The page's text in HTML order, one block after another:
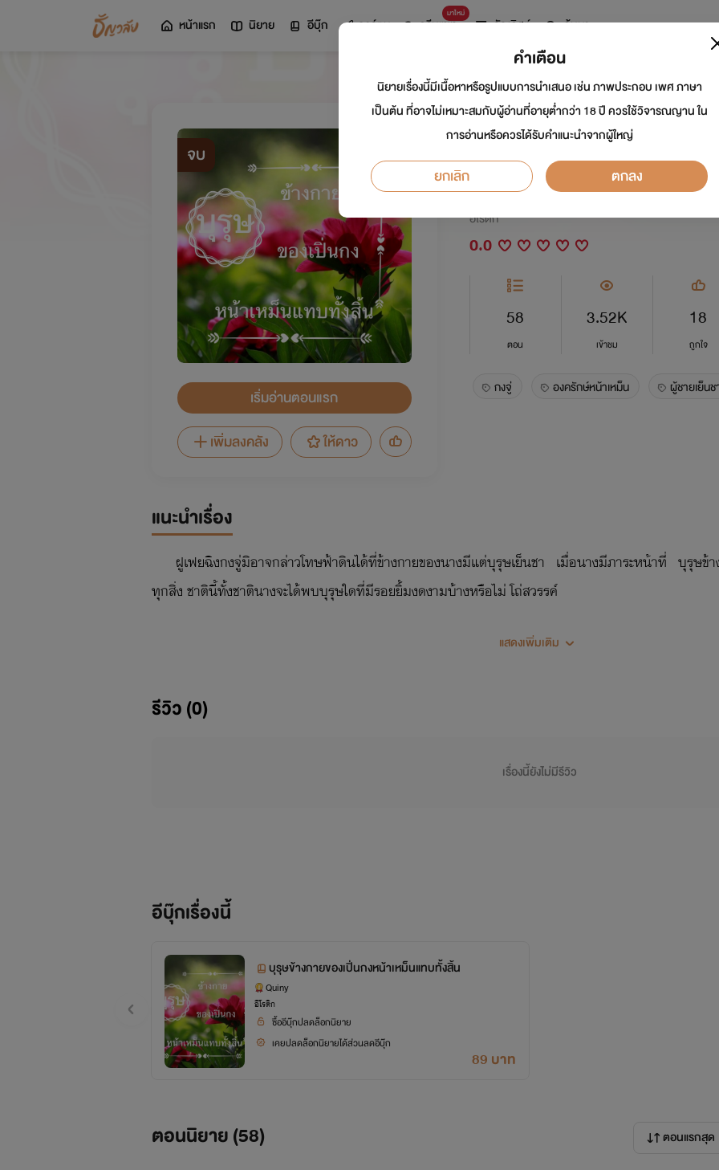
หน้าแรก นิยาย อีบุ๊ก การ์ตูน
มาใหม่
ดรีมแชท ธัญลิสต์ ค้นหา
จบ
เริ่มอ่านตอนแรก
เพิ่มลงคลัง
ให้ดาว
บุรุษข้างกายของเปิ่
แทบทั้งสิ้น
นักเขียน:Quiny
อีโรติก
0.0
58
ตอน
3.52K
เข้าชม
18
ถูกใจ
กงจู่ องครักษ์หน้าเหม็น ผู้ชายเย็นช
แนะนำเรื่อง
ฝูเฟยฉิงกงจู่มิอาจกล่าวโทษฟ้าดินได้ที่ข้างกายของนางมีแต่บุรุษเย็นชา เมื่อนางมีภาระหน้าที่ บุรุษข้า
ทุกสิ่ง ชาตินี้ทั้งชาตินางจะได้พบบุรุษใดที่มีรอยยิ้มงดงามบ้างหรือไม่ โถ่สวรรค์
แสดงเพิ่มเติม
รีวิว (0)
เรื่องนี้ยังไม่มีรีวิว
อีบุ๊กเรื่องนี้
บุรุษข้างกายของเปิ่นกงหน้าเหม็นแทบทั้งสิ้น
Quiny
อีโรติก
ซื้ออีบุ๊กปลดล็อกนิยาย
เคยปลดล็อกนิยายได้ส่วนลดอีบุ๊ก
89 บาท
ตอนนิยาย (58) ตอนแรกสุด
คำเตือน
นิยายเรื่องนี้มีเนื้อหาหรือรูปแบบการนำเสนอ เช่น ภาพประกอบ เพศ ภาษา
เป็นต้น ที่อาจไม่เหมาะสมกับผู้อ่านที่อายุต่ำกว่า 18 ปี ควรใช้วิจารณญาน ใน
การอ่านหรือควรได้รับคำแนะนำจากผู้ใหญ่
ยกเลิก ตกลง